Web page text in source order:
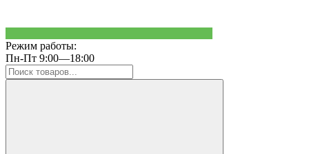
Режим работы:
Пн-Пт 9:00—18:00